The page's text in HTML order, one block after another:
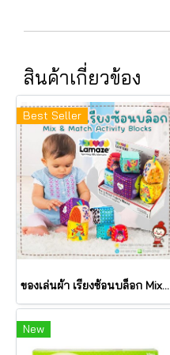
สินค้าเกี่ยวข้อง
Best Seller
ของเล่นผ้า เรียงซ้อนบล็อก Mix & Match Activity Blocks ยี่ห้อ LAMAZE
New